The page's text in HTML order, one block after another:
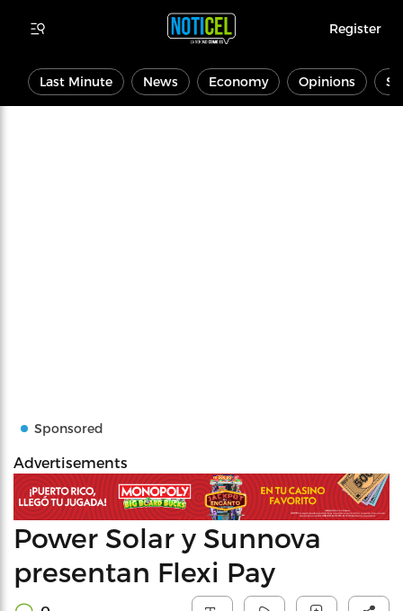
Register
Last Minute News Economy Opinions
Sponsored
Advertisements
Power Solar y Sunnova
presentan Flexi Pay